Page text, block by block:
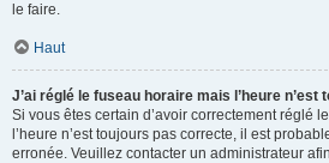
le faire.
Haut
J’ai réglé le fuseau horaire mais l’heure
Si vous êtes certain d’avoir correctement réglé
l’heure n’est toujours pas correcte, il est
erronée. Veuillez contacter un administrateur